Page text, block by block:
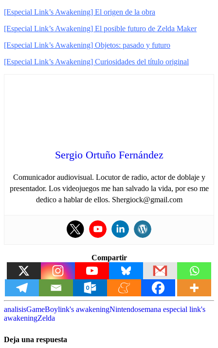
[Especial Link’s Awakening] El origen de la obra
[Especial Link’s Awakening] El posible futuro de Zelda Maker
[Especial Link’s Awakening] Objetos: pasado y futuro
[Especial Link’s Awakening] Curiosidades del título original
Sergio Ortuño Fernández
Comunicador audiovisual. Locutor de radio, actor de doblaje y
presentador. Los videojuegos me han salvado la vida, por eso me
dedico a hablar de ellos. Shergiock@gmail.com
Compartir
analisisGameBoylink's awakeningNintendosemana especial link's
awakeningZelda
Deja una respuesta